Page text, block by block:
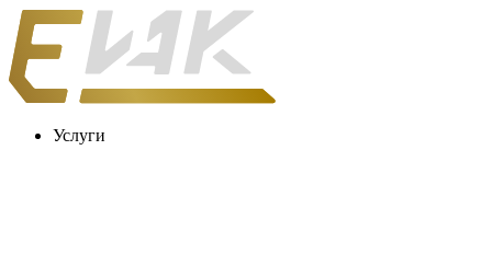
Услуги